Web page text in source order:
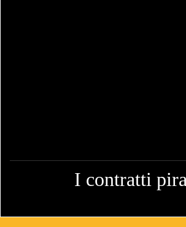
I contratti